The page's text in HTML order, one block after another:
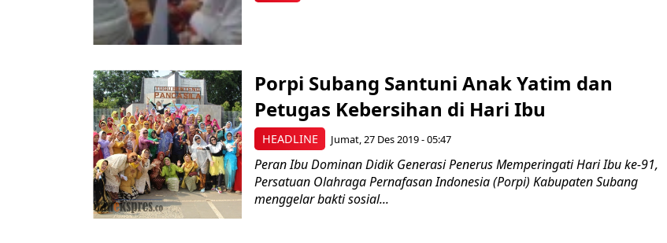
HEADLINE
Porpi Subang Santuni Anak Yatim dan
Petugas Kebersihan di Hari Ibu
Jumat, 27 Des 2019 - 05:47
Peran Ibu Dominan Didik Generasi Penerus Memperingati Hari Ibu ke-91,
Persatuan Olahraga Pernafasan Indonesia (Porpi) Kabupaten Subang
menggelar bakti sosial...